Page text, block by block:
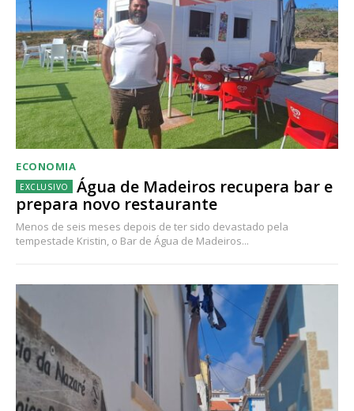
ECONOMIA
Água de Madeiros recupera bar e
prepara novo restaurante
Menos de seis meses depois de ter sido devastado pela
tempestade Kristin, o Bar de Água de Madeiros...